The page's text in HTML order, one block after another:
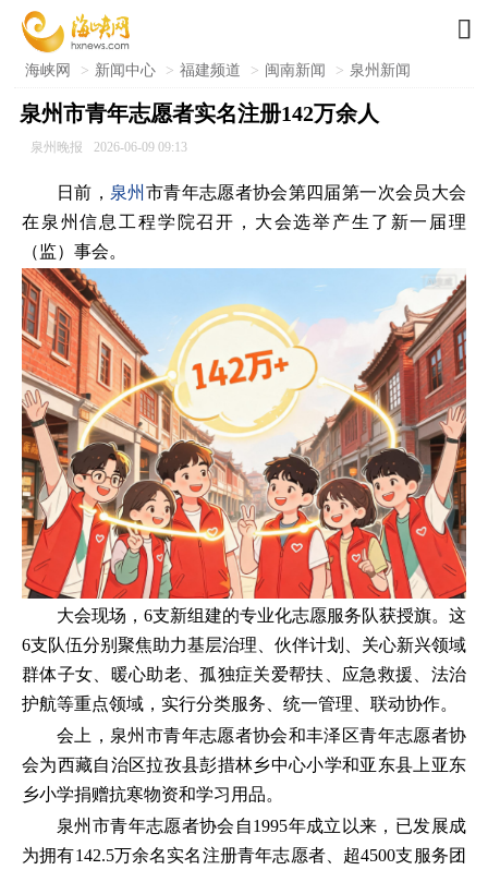

海峡网 > 新闻中心 > 福建频道 > 闽南新闻 > 泉州新闻
泉州市青年志愿者实名注册142万余人
泉州晚报 2026-06-09 09:13
日前， 泉州 市青年志愿者协会第四届第一次会员大会
在泉州信息工程学院召开，大会选举产生了新一届理
（监）事会。
大会现场，6支新组建的专业化志愿服务队获授旗。这
6支队伍分别聚焦助力基层治理、伙伴计划、关心新兴领域
群体子女、暖心助老、孤独症关爱帮扶、应急救援、法治
护航等重点领域，实行分类服务、统一管理、联动协作。
会上，泉州市青年志愿者协会和丰泽区青年志愿者协
会为西藏自治区拉孜县彭措林乡中心小学和亚东县上亚东
乡小学捐赠抗寒物资和学习用品。
泉州市青年志愿者协会自1995年成立以来，已发展成
为拥有142.5万余名实名注册青年志愿者、超4500支服务团